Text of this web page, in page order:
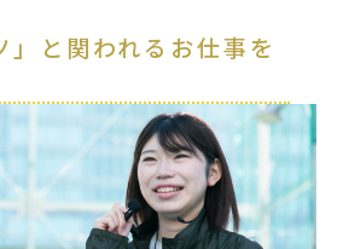
と関われるお仕事を